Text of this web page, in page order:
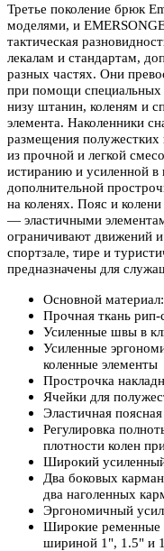
Третье поколение брюк
моделями, и
тактическая
лекалам и стандартам,
разных частях. Они
при помощи специальных
низу штанин, коленям и
элемента. Наколенники
размещения
из прочной и легкой
истиранию и усиленной в
дополнительной
на коленях. Пояс и
— эластичными
ограничивают движений
спортзале, тире и
предназначены для
Основной
Прочная ткань рип-
Усиленные швы в
Усиленные
коленные элементы
Прострочка
Ячейки для
Эластичная
Регулировка
плотности колен
Широкий
Два боковых
два наголенных
Эргономичный
Широкие ременные
шириной 1", 1.5" и